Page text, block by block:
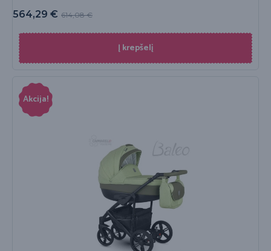
614,08€
564,29 €
Į krepšelį
Akcija!